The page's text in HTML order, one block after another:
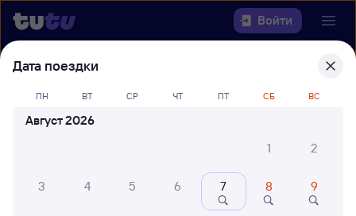
Войти
Выберите день, чтобы найти
билеты Новосибирск-Главный —
Угольная
42 млн путешествуют с
Дата поездки
ПН ВТ СР ЧТ ПТ СБ ВС
Август 2026
1
2
3 4 5 6 7 8 9